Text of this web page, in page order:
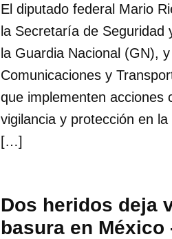
El diputado federal Mario
la Secretaría de Seguridad
la Guardia Nacional (GN),
Comunicaciones y
que implementen acciones
vigilancia y protección en
[…]
Dos heridos deja
basura en México